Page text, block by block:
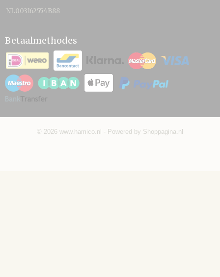
NL003162554B88
Betaalmethodes
© 2026 www.hamico.nl - Powered by Shoppagina.nl